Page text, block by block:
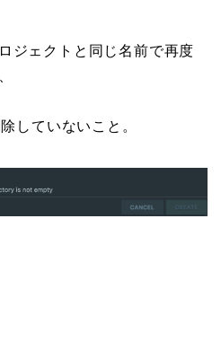
ジェクトと同じ名前で再度
していないこと。